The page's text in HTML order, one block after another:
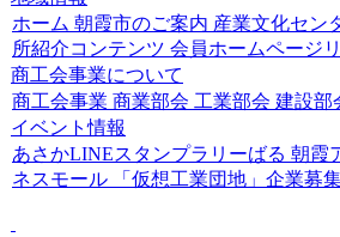
ホーム 朝霞市のご案内 産業文化セン
所紹介コンテンツ 会員ホームページ
商工会事業について
商工会事業 商業部会 工業部会 建設部
イベント情報
あさかLINEスタンプラリーばる 朝霞
ネスモール
「仮想工業団地」企業募